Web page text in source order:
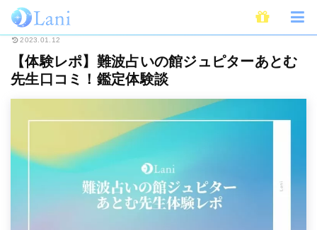
ホーム 占い 【体験レポ】難波占いの館ジュピターあとむ先生口
2023.01.12
【体験レポ】難波占いの館ジュピターあとむ
先生口コミ！鑑定体験談